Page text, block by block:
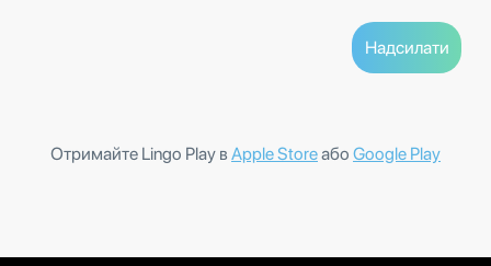
Отримайте Lingo Play в Apple Storeабо Google Play